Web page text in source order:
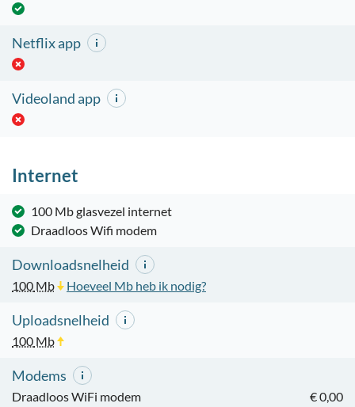
Netflix app
Videoland app
Internet
100 Mb glasvezel internet
Draadloos Wifi modem
Downloadsnelheid
100 Mb Hoeveel Mb heb ik nodig?
Uploadsnelheid
100 Mb
Modems
Draadloos WiFi modem
€ 0,00